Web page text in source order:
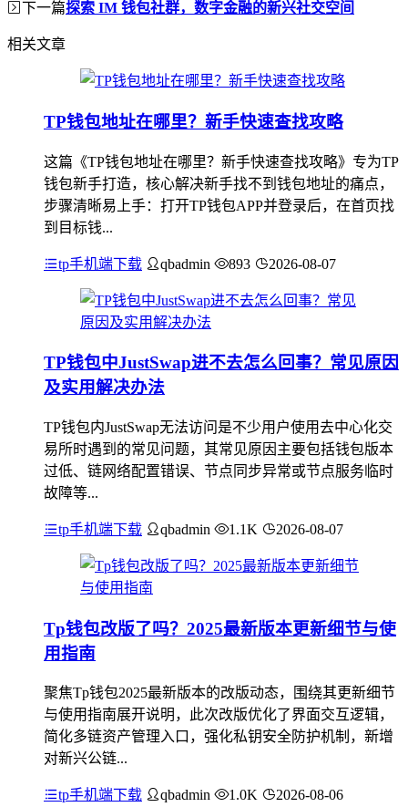
下一篇探索 IM 钱包社群，数字金融的新兴社交空间
相关文章
TP钱包地址在哪里？新手快速查找攻略
这篇《TP钱包地址在哪里？新手快速查找攻略》专为TP
钱包新手打造，核心解决新手找不到钱包地址的痛点，
步骤清晰易上手：打开TP钱包APP并登录后，在首页找
到目标钱...
tp手机端下载 qbadmin 893 2026-08-07
TP钱包中JustSwap进不去怎么回事？常见原因
及实用解决办法
TP钱包内JustSwap无法访问是不少用户使用去中心化交
易所时遇到的常见问题，其常见原因主要包括钱包版本
过低、链网络配置错误、节点同步异常或节点服务临时
故障等...
tp手机端下载 qbadmin 1.1K 2026-08-07
Tp钱包改版了吗？2025最新版本更新细节与使
用指南
聚焦Tp钱包2025最新版本的改版动态，围绕其更新细节
与使用指南展开说明，此次改版优化了界面交互逻辑，
简化多链资产管理入口，强化私钥安全防护机制，新增
对新兴公链...
tp手机端下载 qbadmin 1.0K 2026-08-06